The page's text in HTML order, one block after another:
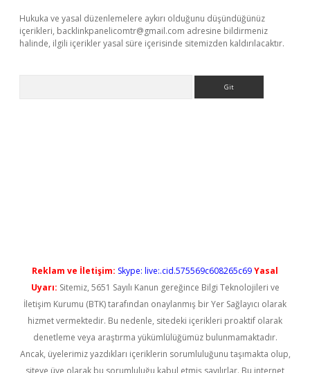
Hukuka ve yasal düzenlemelere aykırı olduğunu düşündüğünüz
içerikleri, backlinkpanelicomtr@gmail.com adresine bildirmeniz
halinde, ilgili içerikler yasal süre içerisinde sitemizden kaldırılacaktır.
Reklam ve İletişim: Skype: live:.cid.575569c608265c69Yasal
Uyarı: Sitemiz, 5651 Sayılı Kanun gereğince Bilgi Teknolojileri ve
İletişim Kurumu (BTK) tarafından onaylanmış bir Yer Sağlayıcı olarak
hizmet vermektedir. Bu nedenle, sitedeki içerikleri proaktif olarak
denetleme veya araştırma yükümlülüğümüz bulunmamaktadır.
Ancak, üyelerimiz yazdıkları içeriklerin sorumluluğunu taşımakta olup,
siteye üye olarak bu sorumluluğu kabul etmiş sayılırlar. Bu internet